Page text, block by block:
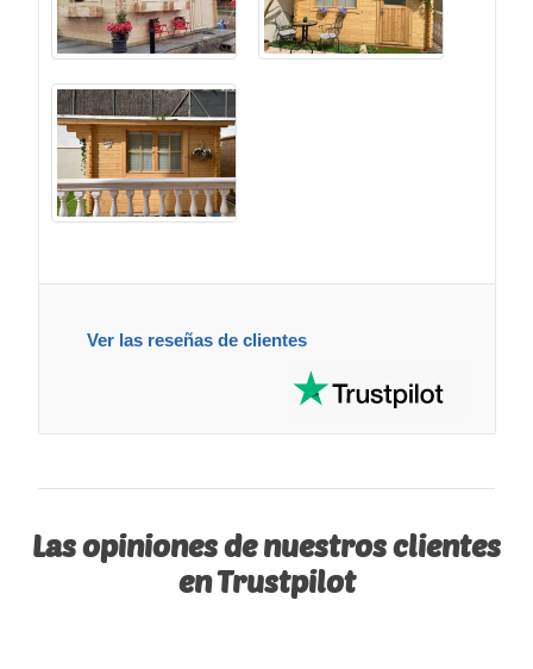
Ver las reseñas de clientes
Las opiniones de nuestros clientes
en Trustpilot